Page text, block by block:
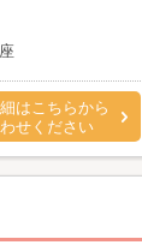
はこちらから
せください